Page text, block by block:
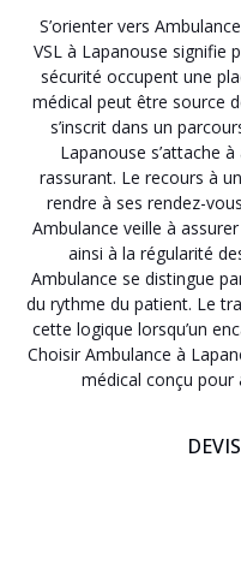
S’orienter vers
VSL à Lapanouse signifie
sécurité occupent une
médical peut être source
s’inscrit dans un
Lapanouse s’attache
rassurant. Le recours à
rendre à ses rendez-
Ambulance veille à
ainsi à la régularité
Ambulance se distingue
du rythme du patient. Le
cette logique lorsqu’un
Choisir Ambulance à
médical conçu pour